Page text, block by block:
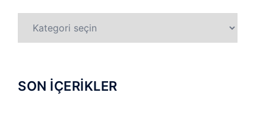
KATEGORİLER
SON İÇERİKLER